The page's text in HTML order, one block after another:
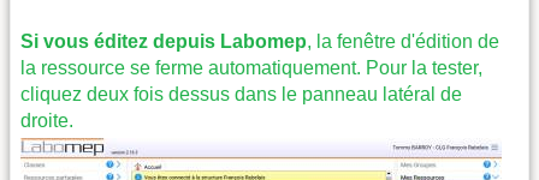
Si vous éditez depuis Labomep, la fenêtre d'édition de
la ressource se ferme automatiquement. Pour la tester,
cliquez deux fois dessus dans le panneau latéral de
droite.